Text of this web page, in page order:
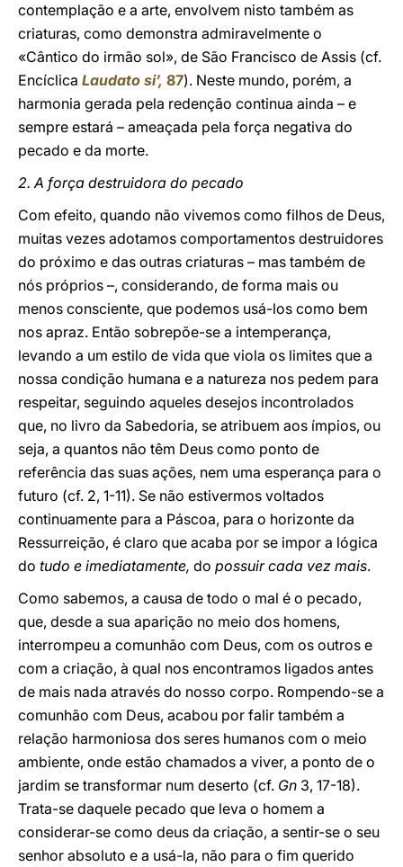
contemplação e a arte, envolvem nisto também as
criaturas, como demonstra admiravelmente o
«Cântico do irmão sol», de São Francisco de Assis (cf.
Encíclica Laudato si’, 87). Neste mundo, porém, a
harmonia gerada pela redenção continua ainda – e
sempre estará – ameaçada pela força negativa do
pecado e da morte.
2. A força destruidora do pecado
Com efeito, quando não vivemos como filhos de Deus,
muitas vezes adotamos comportamentos destruidores
do próximo e das outras criaturas – mas também de
nós próprios –, considerando, de forma mais ou
menos consciente, que podemos usá-los como bem
nos apraz. Então sobrepõe-se a intemperança,
levando a um estilo de vida que viola os limites que a
nossa condição humana e a natureza nos pedem para
respeitar, seguindo aqueles desejos incontrolados
que, no livro da Sabedoria, se atribuem aos ímpios, ou
seja, a quantos não têm Deus como ponto de
referência das suas ações, nem uma esperança para o
futuro (cf. 2, 1-11). Se não estivermos voltados
continuamente para a Páscoa, para o horizonte da
Ressurreição, é claro que acaba por se impor a lógica
do tudo e imediatamente, do possuir cada vez mais.
Como sabemos, a causa de todo o mal é o pecado,
que, desde a sua aparição no meio dos homens,
interrompeu a comunhão com Deus, com os outros e
com a criação, à qual nos encontramos ligados antes
de mais nada através do nosso corpo. Rompendo-se a
comunhão com Deus, acabou por falir também a
relação harmoniosa dos seres humanos com o meio
ambiente, onde estão chamados a viver, a ponto de o
jardim se transformar num deserto (cf. Gn 3, 17-18).
Trata-se daquele pecado que leva o homem a
considerar-se como deus da criação, a sentir-se o seu
senhor absoluto e a usá-la, não para o fim querido